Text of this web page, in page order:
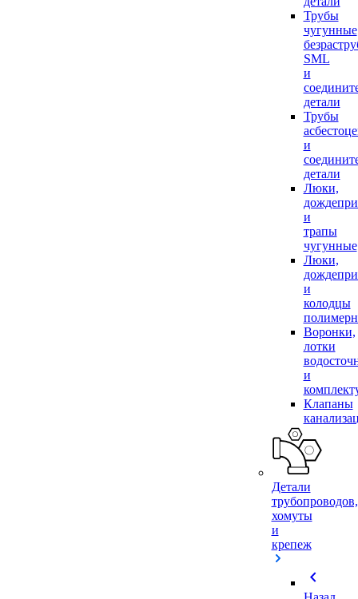
Трубы
чугунные
SML
и
детали
Трубы
и
детали
Люки,
и
трапы
чугунные
Люки,
и
колодцы
Воронки,
лотки
и
Клапаны
Детали
трубопроводов,
хомуты
и
крепеж
chevron_left